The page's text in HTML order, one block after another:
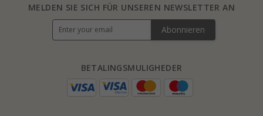
BETALINGSMULIGHEDER
MELDEN SIE SICH FÜR UNSEREN NEWSLETTER AN
Abonnieren